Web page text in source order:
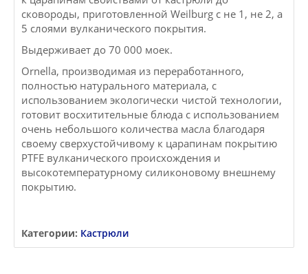
сковороды, приготовленной Weilburg с не 1, не 2, а
5 слоями вулканического покрытия.
Выдерживает до 70 000 моек.
Ornella, производимая из переработанного,
полностью натурального материала, с
использованием экологически чистой технологии,
готовит восхитительные блюда с использованием
очень небольшого количества масла благодаря
своему сверхустойчивому к царапинам покрытию
PTFE вулканического происхождения и
высокотемпературному силиконовому внешнему
покрытию.
Категории: Кастрюли